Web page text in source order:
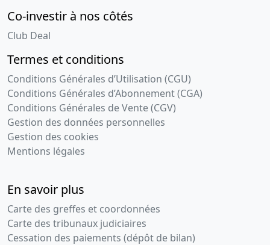
Co-investir à nos côtés
Club Deal
Termes et conditions
Conditions Générales d’Utilisation (CGU)
Conditions Générales d’Abonnement (CGA)
Conditions Générales de Vente (CGV)
Gestion des données personnelles
Gestion des cookies
Mentions légales
En savoir plus
Carte des greffes et coordonnées
Carte des tribunaux judiciaires
Cessation des paiements (dépôt de bilan)